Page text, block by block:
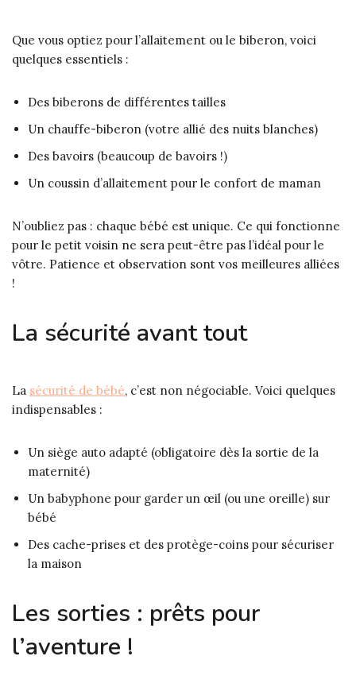
Que vous optiez pour l’allaitement ou le biberon, voici
quelques essentiels :
Des biberons de différentes tailles
Un chauffe-biberon (votre allié des nuits blanches)
Des bavoirs (beaucoup de bavoirs !)
Un coussin d’allaitement pour le confort de maman
N’oubliez pas : chaque bébé est unique. Ce qui fonctionne
pour le petit voisin ne sera peut-être pas l’idéal pour le
vôtre. Patience et observation sont vos meilleures alliées
!
La sécurité avant tout
La sécurité de bébé, c’est non négociable. Voici quelques
indispensables :
Un siège auto adapté (obligatoire dès la sortie de la
maternité)
Un babyphone pour garder un œil (ou une oreille) sur
bébé
Des cache-prises et des protège-coins pour sécuriser
la maison
Les sorties : prêts pour
l’aventure !